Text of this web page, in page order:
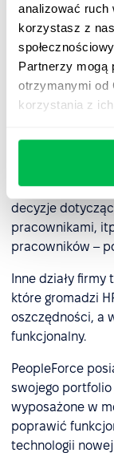
analizować ruch
korzystasz z
Partnerzy mogą
otrzymanymi od
korzystania z ich
Jakie są
Korzystanie z
korzyści, a
udostępniania i
elastyczna w
decyzje
pracownikami,
pracowników –
Inne działy
które gromadzi
oszczędności, a
funkcjonalny.
PeopleForce
swojego
wyposażone w
poprawić
technologii